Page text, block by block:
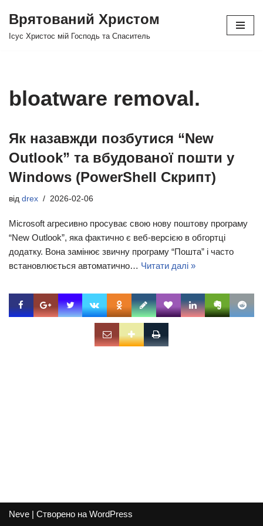
Перейти
Врятований Христом
Ісус Христос мій Господь та Спаситель
bloatware removal.
Як назавжди позбутися “New
Outlook” та вбудованої пошти у
Windows (PowerShell Скрипт)
від drex 2026-02-06
Microsoft агресивно просуває свою нову поштову програму
“New Outlook”, яка фактично є веб-версією в обгортці
додатку. Вона замінює звичну програму “Пошта” і часто
встановлюється автоматично… Читати далі »
Neve | Створено на WordPress